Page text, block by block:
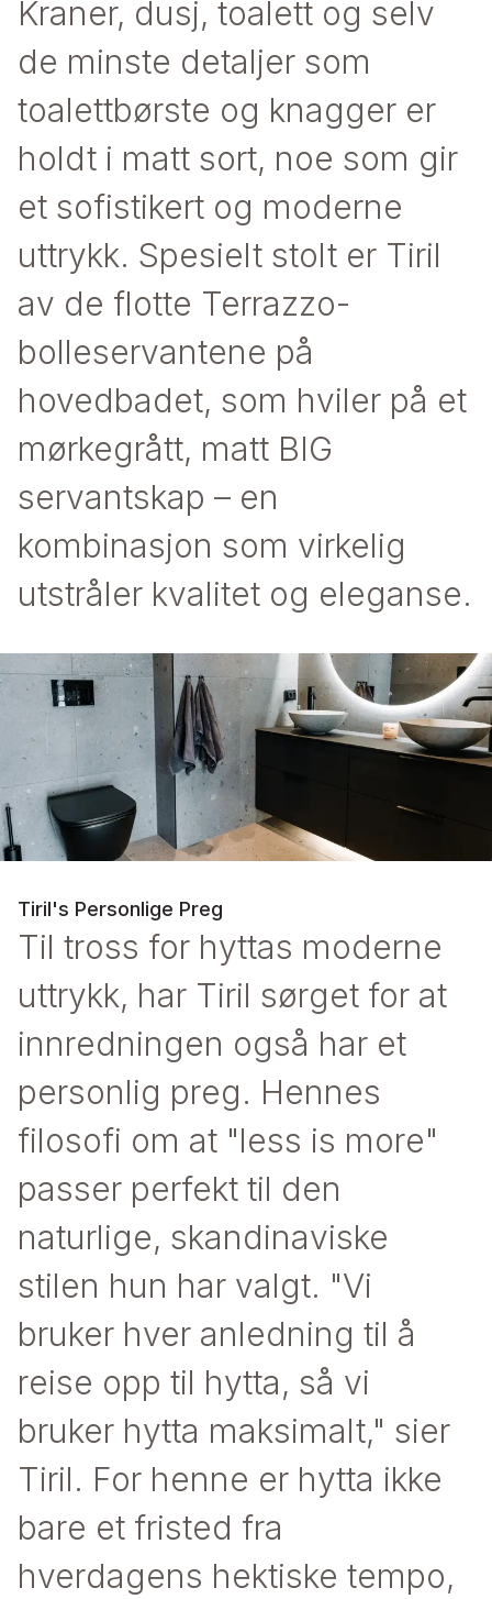
Kraner, dusj, toalett og selv
de minste detaljer som
toalettbørste og knagger er
holdt i matt sort, noe som gir
et sofistikert og moderne
uttrykk. Spesielt stolt er Tiril
av de flotte Terrazzo-
bolleservantene på
hovedbadet, som hviler på et
mørkegrått, matt BIG
servantskap – en
kombinasjon som virkelig
utstråler kvalitet og eleganse.
Tiril's Personlige Preg
Til tross for hyttas moderne
uttrykk, har Tiril sørget for at
innredningen også har et
personlig preg. Hennes
filosofi om at "less is more"
passer perfekt til den
naturlige, skandinaviske
stilen hun har valgt. "Vi
bruker hver anledning til å
reise opp til hytta, så vi
bruker hytta maksimalt," sier
Tiril. For henne er hytta ikke
bare et fristed fra
hverdagens hektiske tempo,